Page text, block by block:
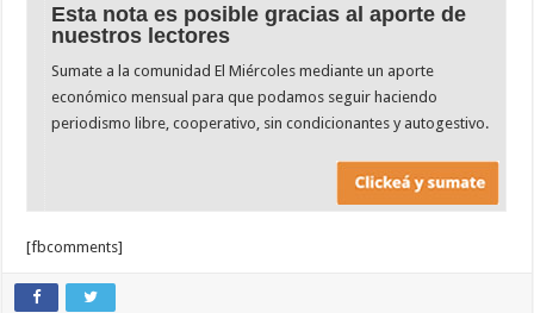
Esta nota es posible gracias al aporte de
nuestros lectores
Sumate a la comunidad El Miércoles mediante un aporte
económico mensual para que podamos seguir haciendo
periodismo libre, cooperativo, sin condicionantes y autogestivo.
[fbcomments]